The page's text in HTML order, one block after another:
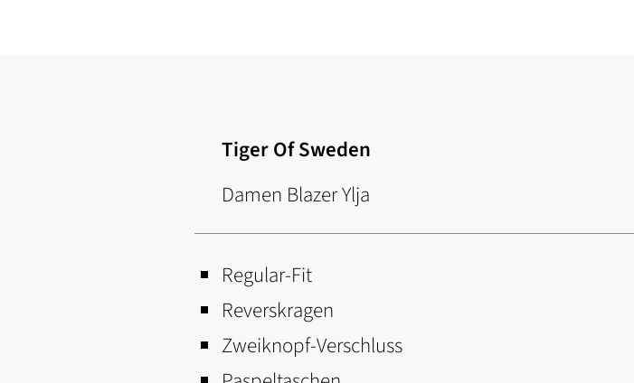
Tiger Of Sweden
Damen Blazer Ylja
Regular-Fit
Reverskragen
Zweiknopf-Verschluss